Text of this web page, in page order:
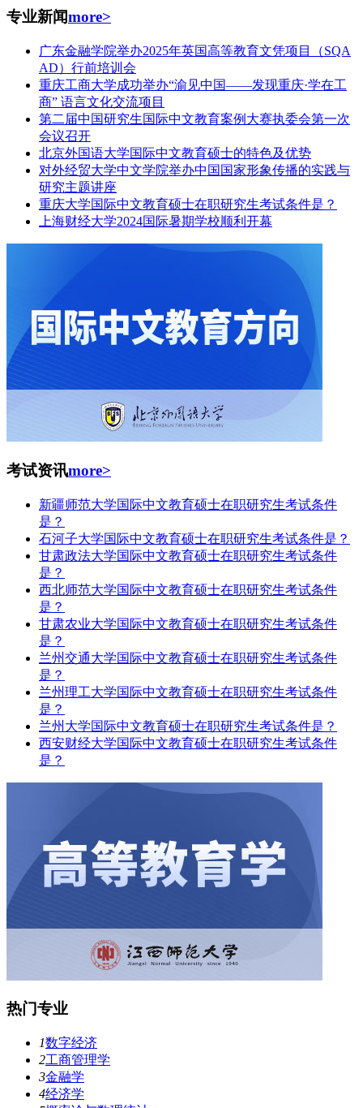
专业新闻more>
广东金融学院举办2025年英国高等教育文凭项目（SQA
AD）行前培训会
重庆工商大学成功举办“渝见中国——发现重庆·学在工
商” 语言文化交流项目
第二届中国研究生国际中文教育案例大赛执委会第一次
会议召开
北京外国语大学国际中文教育硕士的特色及优势
对外经贸大学中文学院举办中国国家形象传播的实践与
研究主题讲座
重庆大学国际中文教育硕士在职研究生考试条件是？
上海财经大学2024国际暑期学校顺利开幕
考试资讯more>
新疆师范大学国际中文教育硕士在职研究生考试条件
是？
石河子大学国际中文教育硕士在职研究生考试条件是？
甘肃政法大学国际中文教育硕士在职研究生考试条件
是？
西北师范大学国际中文教育硕士在职研究生考试条件
是？
甘肃农业大学国际中文教育硕士在职研究生考试条件
是？
兰州交通大学国际中文教育硕士在职研究生考试条件
是？
兰州理工大学国际中文教育硕士在职研究生考试条件
是？
兰州大学国际中文教育硕士在职研究生考试条件是？
西安财经大学国际中文教育硕士在职研究生考试条件
是？
热门专业
1数字经济
2工商管理学
3金融学
4经济学